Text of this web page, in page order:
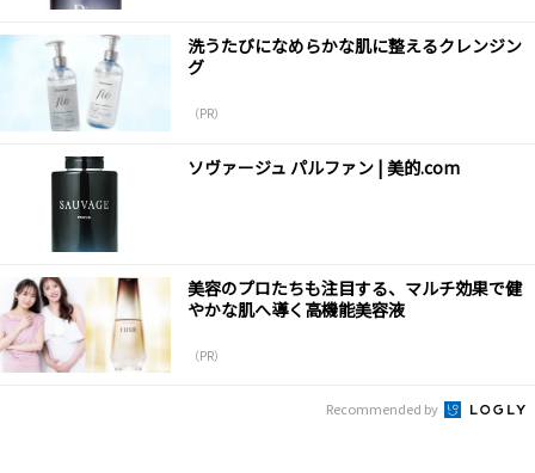
洗うたびになめらかな肌に整えるクレンジン
グ
（PR）
ソヴァージュ パルファン | 美的.com
美容のプロたちも注目する、マルチ効果で健
やかな肌へ導く高機能美容液
（PR）
Recommended by